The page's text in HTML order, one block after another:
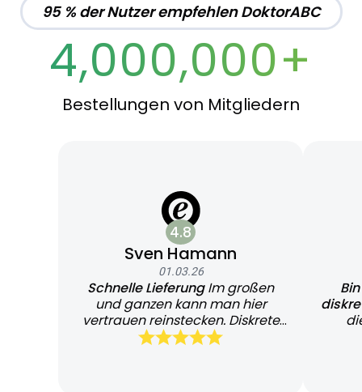
95 % der Nutzer empfehlen DoktorABC
4,000,000+
Bestellungen von Mitgliedern
4.8
Sven Hamann
01.03.26
Schnelle LieferungIm großen
und ganzen kann man hier
vertrauen reinstecken. Diskrete
und schnelle Lieferung